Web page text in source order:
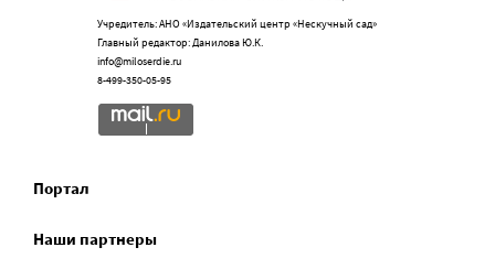
Учредитель: АНО «Издательский центр «Нескучный сад»
Главный редактор: Данилова Ю.К.
info@miloserdie.ru
8-499-350-05-95
Портал
Наши партнеры